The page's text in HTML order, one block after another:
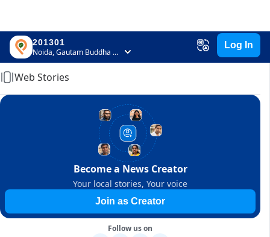
201301
Noida, Gautam Buddha Nagar, Uttar Pradesh
Log In
Home
Web Stories
Become a News Creator
Your local stories, Your voice
Join as Creator
Follow us on